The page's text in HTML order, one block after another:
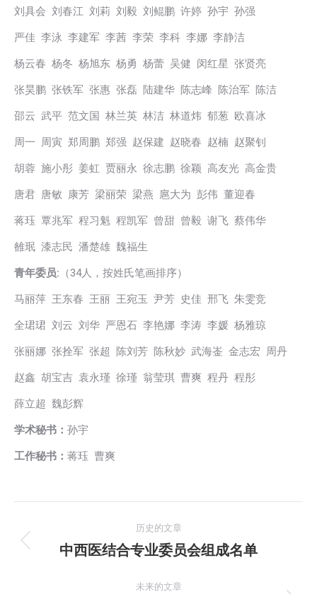
刘具会 刘春江 刘莉 刘毅 刘鲲鹏 许婷 孙宇 孙强
严佳 李泳 李建军 李茜 李荣 李科 李娜 李静洁
杨云春 杨冬 杨旭东 杨勇 杨蕾 吴健 闵红星 张贤亮
张昊鹏 张铁军 张惠 张磊 陆建华 陈志峰 陈治军 陈洁
邵云 武平 范文国 林兰英 林洁 林道炜 郁葱 欧喜冰
周一 周寅 郑周鹏 郑强 赵保建 赵晓春 赵楠 赵聚钊
胡蓉 施小彤 姜虹 贾丽永 徐志鹏 徐颖 高友光 高金贵
唐君 唐敏 康芳 梁丽荣 梁燕 扈大为 彭伟 董迎春
蒋珏 覃兆军 程习魁 程凯军 曾甜 曾毅 谢飞 蔡伟华
雒珉 漆志民 潘楚雄 魏福生
青年委员: （34人，按姓氏笔画排序）
马丽萍 王东春 王丽 王宛玉 尹芳 史佳 邢飞 朱雯竞
全珺珺 刘云 刘华 严恩石 李艳娜 李涛 李媛 杨雅琼
张丽娜 张拴军 张超 陈刘芳 陈秋妙 武海崟 金志宏 周丹
赵鑫 胡宝吉 袁永瑾 徐瑾 翁莹琪 曹爽 程丹 程彤
薛立超 魏彭辉
学术秘书： 孙宇
工作秘书： 蒋珏 曹爽
章
历史的文章
历
的
中西医结合专业委员会组成名单
未来的文章